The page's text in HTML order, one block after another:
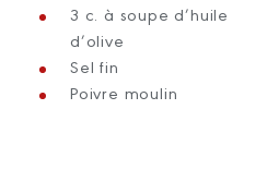
3 c. à soupe d’huile
d’olive
Sel fin
Poivre moulin